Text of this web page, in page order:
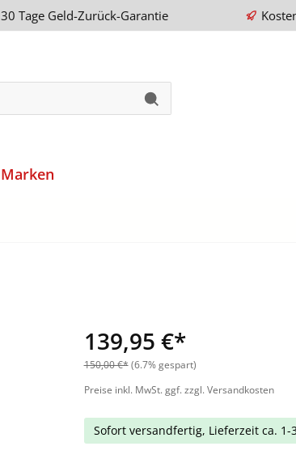
30 Tage Geld-Zurück-Garantie
Marken
139,95 €*
150,00 €* (6.7% gespart)
Preise inkl. MwSt. ggf. zzgl. Versandkosten
Sofort versandfertig, Lieferzeit ca. 1-